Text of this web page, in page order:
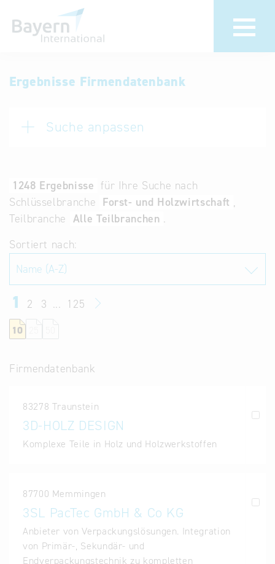
Anmeldung
anmelden
Eintrag
Eintrag in der
„Key to
Internationale
Alternative
Ergebnisse Firmendatenbank
Suche anpassen
1248 Ergebnisse für Ihre Suche nach
Schlüsselbranche Forst- und Holzwirtschaft
Teilbranche Alle Teilbranchen .
Sortiert nach:
1 2 3 ... 125
10
Firmendatenbank
83278 Traunstein
3D-HOLZ DESIGN
Komplexe Teile in Holz und Holzwerkstoffen
87700 Memmingen
3SL PacTec GmbH & Co KG
Anbieter von Verpackungslösungen. Integration
von Primär-, Sekundär- und
Endverpackungstechnik zu kompletten